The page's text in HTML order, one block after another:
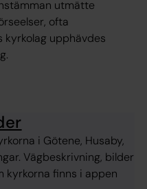
utmätte
ofta
kyrkolag upphävdes
i Götene, Husaby,
Vägbeskrivning, bilder
kyrkorna finns i appen